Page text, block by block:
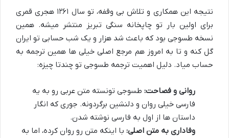
نتیجه این همکاری و تلاش بی وقفه، تو سال ۱۲۶۱ هجری قمری
برای اولین بار تو چاپخانه سنگی تبریز منتشر میشه. همین
نسخه طسوجی بود که باعث شد هزار و یک شب حسابی تو ایران
گل کنه و تا به امروز هم مرجع اصلی خیلی ها همین ترجمه به
حساب میاد. دلیل اهمیت ترجمه طسوجی تو چندتا چیزه:
روانی و فصاحت: طسوجی تونسته متن عربی رو به یه
فارسی خیلی روان و دلنشین برگردونه. جوری که انگار
داستان ها از اول به فارسی نوشته شدن.
وفاداری به متن اصلی: با اینکه متن رو روان کرده، اما به